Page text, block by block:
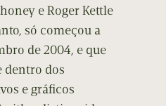
e Roger Kettle
só começou a
de 2004, e que
dentro dos
e gráficos